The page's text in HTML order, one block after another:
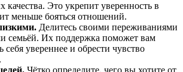
качества. Это укрепит уверенность в
меньше бояться отношений.
Делитесь своими переживаниями
семьёй. Их поддержка поможет вам
себя увереннее и обрести чувство
Чётко определите, чего вы хотите от